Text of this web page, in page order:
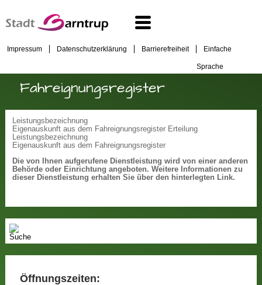
Impressum Datenschutzerklärung Barrierefreiheit Einfache
Sprache
Fahreignungsregister
Leistungsbezeichnung
Eigenauskunft aus dem Fahreignungsregister Erteilung
Leistungsbezeichnung
Eigenauskunft aus dem Fahreignungsregister
Die von Ihnen aufgerufene Dienstleistung wird von einer anderen
Behörde oder Einrichtung angeboten. Weitere Informationen zu
dieser Dienstleistung erhalten Sie über den hinterlegten Link.
Öffnungszeiten: